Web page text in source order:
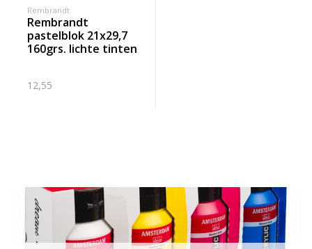
Rembrandt
rembrandt
pastelblok 21x29,7
160grs. lichte tinten
12,55
Banner row 2